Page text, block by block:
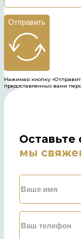
Отправить
Нажимая кнопку
предоставленных вами
Оставьте
мы